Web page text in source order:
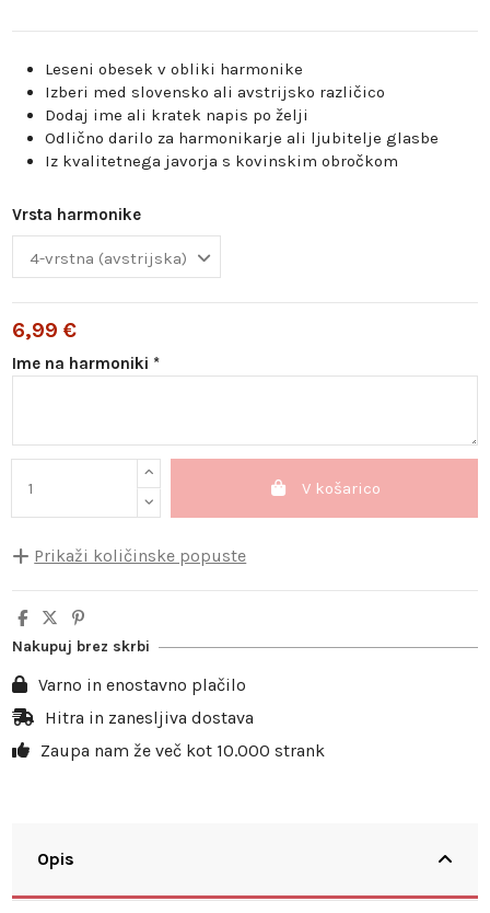
Leseni obesek v obliki harmonike
Izberi med slovensko ali avstrijsko različico
Dodaj ime ali kratek napis po želji
Odlično darilo za harmonikarje ali ljubitelje glasbe
Iz kvalitetnega javorja s kovinskim obročkom
Vrsta harmonike
6,99 €
Ime na harmoniki *
V košarico
Prikaži količinske popuste
Količina Popust na enoto
Prihranek
10%
10
20%
20
25%
30
30%
Nakupuj brez skrbi
Varno in enostavno plačilo
Hitra in zanesljiva dostava
Zaupa nam že več kot 10.000 strank
Opis